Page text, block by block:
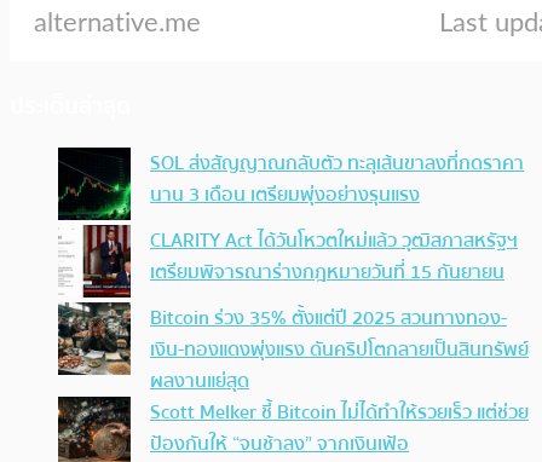
SOL ส่งสัญญาณกลับตัว ทะลุเส้นขาลงที่กดราคา
นาน 3 เดือน เตรียมพุ่งอย่างรุนแรง
CLARITY Act ได้วันโหวตใหม่แล้ว วุฒิสภาสหรัฐฯ
เตรียมพิจารณาร่างกฎหมายวันที่ 15 กันยายน
Bitcoin ร่วง 35% ตั้งแต่ปี 2025 สวนทางทอง-
เงิน-ทองแดงพุ่งแรง ดันคริปโตกลายเป็นสินทรัพย์
ผลงานแย่สุด
Scott Melker ชี้ Bitcoin ไม่ได้ทำให้รวยเร็ว แต่ช่วย
ป้องกันให้ “จนช้าลง” จากเงินเฟ้อ